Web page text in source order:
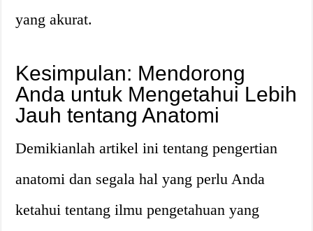
yang akurat.
Kesimpulan: Mendorong
Anda untuk Mengetahui Lebih
Jauh tentang Anatomi
Demikianlah artikel ini tentang pengertian
anatomi dan segala hal yang perlu Anda
ketahui tentang ilmu pengetahuan yang